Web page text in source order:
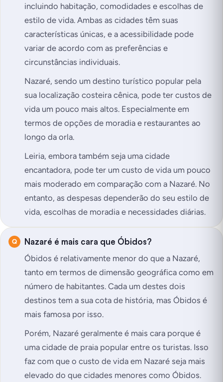
incluindo habitação, comodidades e escolhas de
estilo de vida. Ambas as cidades têm suas
características únicas, e a acessibilidade pode
variar de acordo com as preferências e
circunstâncias individuais.
Nazaré, sendo um destino turístico popular pela
sua localização costeira cênica, pode ter custos de
vida um pouco mais altos. Especialmente em
termos de opções de moradia e restaurantes ao
longo da orla.
Leiria, embora também seja uma cidade
encantadora, pode ter um custo de vida um pouco
mais moderado em comparação com a Nazaré. No
entanto, as despesas dependerão do seu estilo de
vida, escolhas de moradia e necessidades diárias.
Nazaré é mais cara que Óbidos?
Óbidos é relativamente menor do que a Nazaré,
tanto em termos de dimensão geográfica como em
número de habitantes. Cada um destes dois
destinos tem a sua cota de história, mas Óbidos é
mais famosa por isso.
Porém, Nazaré geralmente é mais cara porque é
uma cidade de praia popular entre os turistas. Isso
faz com que o custo de vida em Nazaré seja mais
elevado do que cidades menores como Óbidos.